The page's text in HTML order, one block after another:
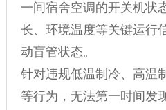
一间宿舍空调的开关机状
长、环境温度等关键运行
动盲管状态。
针对违规低温制冷、高温
等行为，无法第一时间发